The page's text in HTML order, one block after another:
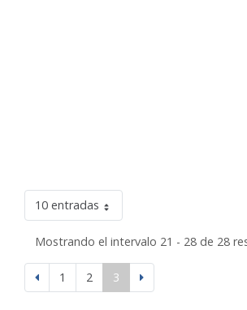
10 entradas
Mostrando el intervalo 21 - 28 de 28
1 2 3